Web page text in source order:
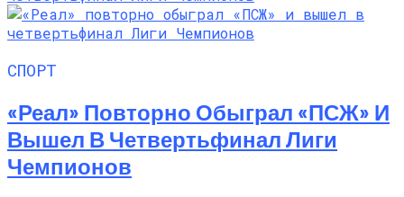
СПОРТ
«Реал» Повторно Обыграл «ПСЖ» И
Вышел В Четвертьфинал Лиги
Чемпионов